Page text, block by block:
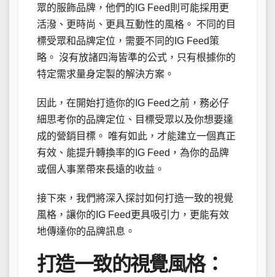
眾的服飾品牌，他們的IG Feed則可能採用更
活潑、更時尚、更具互動性的風格。 不同的目
標受眾和品牌定位，需要不同的IG Feed策
略。 沒有放諸四海皆準的公式，只有根據你的
特定需求量身定製的解決方案。
因此，在開始打造你的IG Feed之前，務必仔
細思考你的品牌定位、目標受眾以及你想要達
成的營銷目標。 唯有如此，才能建立一個真正
有效、能提升轉換率的IG Feed，為你的品牌
或個人事業帶來長遠的收益。
接下來，我們將深入探討如何打造一致的視覺
風格，讓你的IG Feed更具吸引力，更能有效
地傳達你的品牌訊息。
打造一致的視覺風格：